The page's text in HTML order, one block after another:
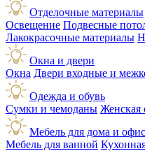
Отделочные материалы
Освещение Подвесные
Лакокрасочные материалы
Окна и двери
Окна Двери входные и
Одежда и обувь
Сумки и чемоданы Женская
Мебель для дома и
Мебель для ванной